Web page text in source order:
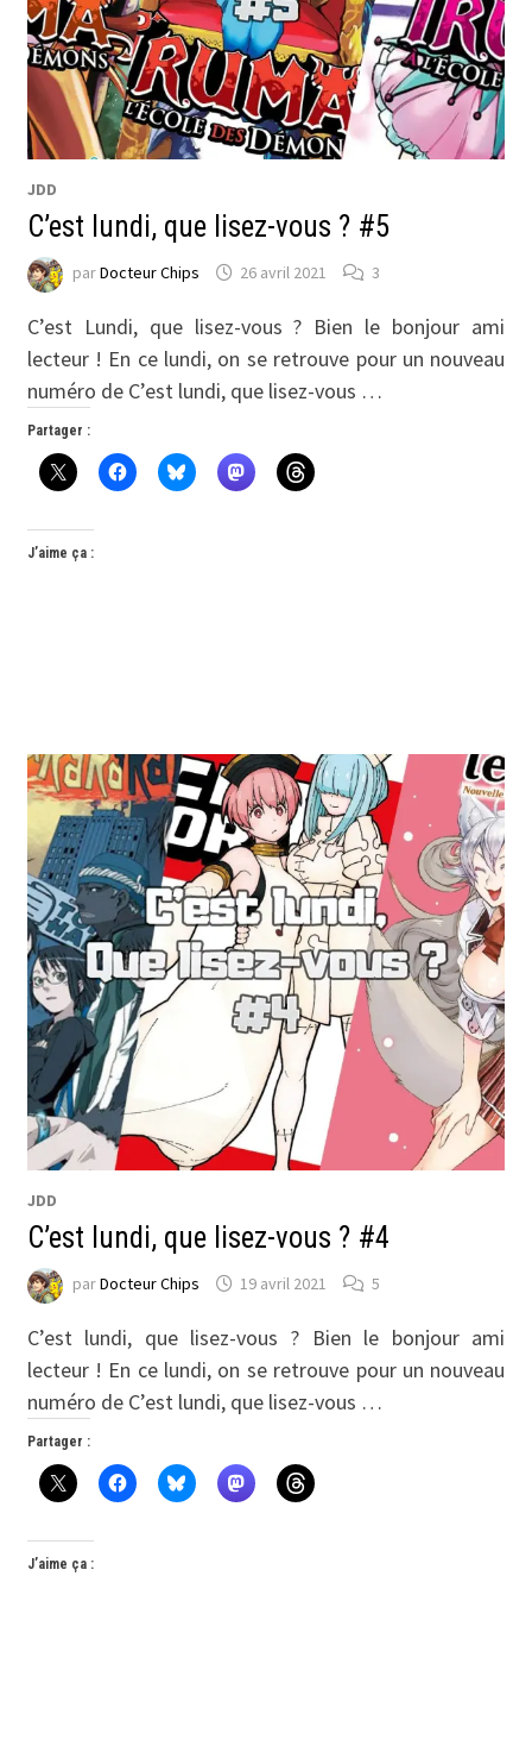
JDD
C’est lundi, que lisez-vous ? #5
parDocteur Chips 26 avril 2021 3
C’est Lundi, que lisez-vous ? Bien le bonjour ami
lecteur ! En ce lundi, on se retrouve pour un nouveau
numéro de C’est lundi, que lisez-vous …
Partager :
J’aime ça :
JDD
C’est lundi, que lisez-vous ? #4
parDocteur Chips 19 avril 2021 5
C’est lundi, que lisez-vous ? Bien le bonjour ami
lecteur ! En ce lundi, on se retrouve pour un nouveau
numéro de C’est lundi, que lisez-vous …
Partager :
J’aime ça :